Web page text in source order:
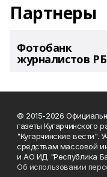
Партнеры
Фотобанк
журналистов РБ
© 2015-2026
газеты Кугарчинского
"Кугарчинские вести".
средствам массовой
и АО ИД "Республика
Об использовании